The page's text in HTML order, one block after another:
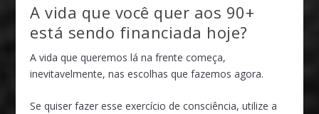
A vida que você quer aos 90+
está sendo financiada hoje?
A vida que queremos lá na frente começa,
inevitavelmente, nas escolhas que fazemos agora.
Se quiser fazer esse exercício de consciência, utilize a